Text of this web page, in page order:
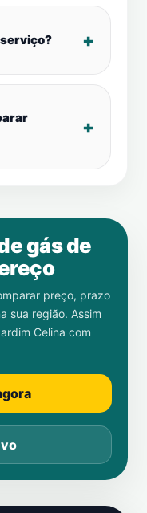
gás de
preço, prazo
sua região. Assim
Celina com